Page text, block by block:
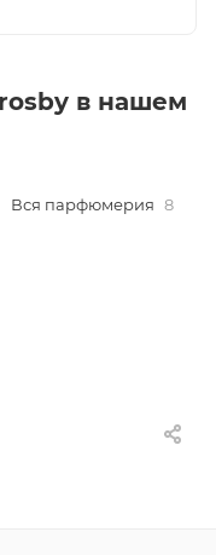
в нашем
Вся парфюмерия 8